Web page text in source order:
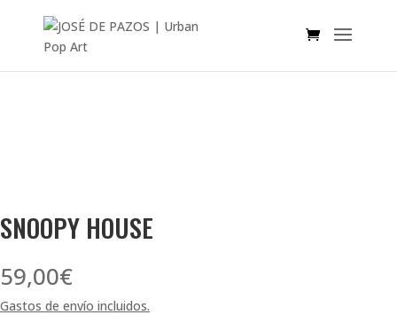
SNOOPY HOUSE
59,00€
Gastos de envío incluidos.